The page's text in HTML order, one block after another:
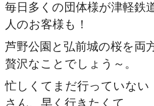
毎日多くの団体様が津軽鉄
人のお客様も！
芦野公園と弘前城の桜を両
贅沢なことでしょう～。
忙しくてまだ行っていな
さん、早く行きたくて